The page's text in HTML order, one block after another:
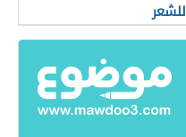
للشعر